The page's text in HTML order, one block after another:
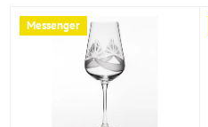
Messenger